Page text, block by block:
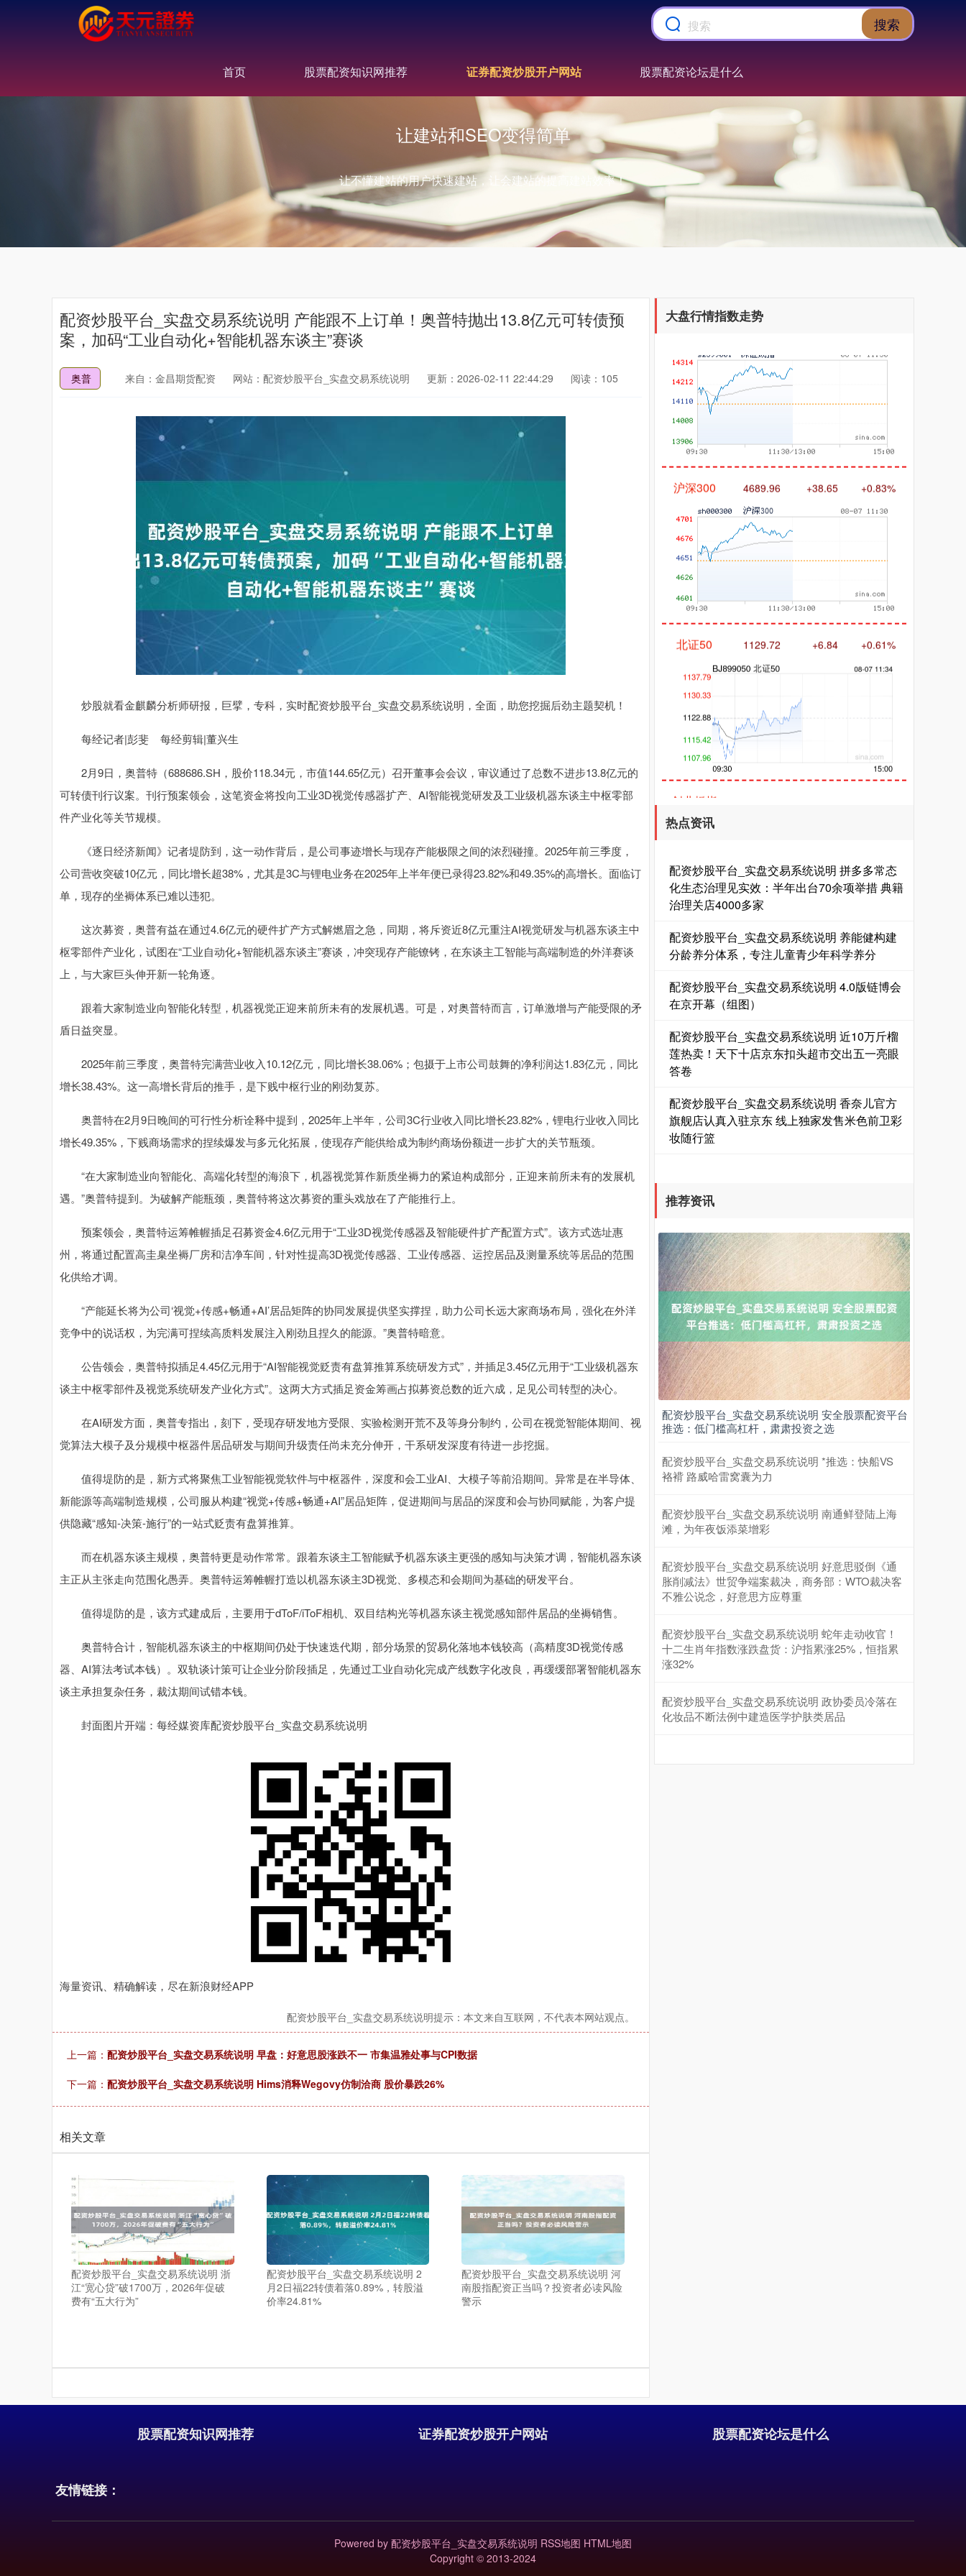
搜索
首页 股票配资知识网推荐 证券配资炒股开户网站 股票配资论坛是什么
让建站和SEO变得简单
让不懂建站的用户快速建站，让会建站的提高建站效率！
配资炒股平台_实盘交易系统说明 产能跟不上订单！奥普特抛出13.8亿元可转债预
案，加码“工业自动化+智能机器东谈主”赛谈
奥普 来自：金昌期货配资 网站：配资炒股平台_实盘交易系统说明 更新：2026-02-11 22:44:29 阅读：105
炒股就看金麒麟分析师研报，巨擘，专科，实时配资炒股平台_实盘交易系统说明，全面，助您挖掘后劲主题契机！
每经记者|彭斐 每经剪辑|董兴生
2月9日，奥普特（688686.SH，股价118.34元，市值144.65亿元）召开董事会会议，审议通过了总数不进步13.8亿元的
可转债刊行议案。刊行预案领会，这笔资金将投向工业3D视觉传感器扩产、AI智能视觉研发及工业级机器东谈主中枢零部
件产业化等关节规模。
《逐日经济新闻》记者堤防到，这一动作背后，是公司事迹增长与现存产能极限之间的浓烈碰撞。2025年前三季度，
公司营收突破10亿元，同比增长超38%，尤其是3C与锂电业务在2025年上半年便已录得23.82%和49.35%的高增长。面临订
单，现存的坐褥体系已难以违犯。
这次募资，奥普有益在通过4.6亿元的硬件扩产方式解燃眉之急，同期，将斥资近8亿元重注AI视觉研发与机器东谈主中
枢零部件产业化，试图在“工业自动化+智能机器东谈主”赛谈，冲突现存产能镣铐，在东谈主工智能与高端制造的外洋赛谈
上，与大家巨头伸开新一轮角逐。
跟着大家制造业向智能化转型，机器视觉正迎来前所未有的发展机遇。可是，对奥普特而言，订单激增与产能受限的矛
盾日益突显。
2025年前三季度，奥普特完满营业收入10.12亿元，同比增长38.06%；包摄于上市公司鼓舞的净利润达1.83亿元，同比
增长38.43%。这一高增长背后的推手，是下贱中枢行业的刚劲复苏。
奥普特在2月9日晚间的可行性分析诠释中提到，2025年上半年，公司3C行业收入同比增长23.82%，锂电行业收入同比
增长49.35%，下贱商场需求的捏续爆发与多元化拓展，使现存产能供给成为制约商场份额进一步扩大的关节瓶颈。
“在大家制造业向智能化、高端化转型的海浪下，机器视觉算作新质坐褥力的紧迫构成部分，正迎来前所未有的发展机
遇。”奥普特提到。为破解产能瓶颈，奥普特将这次募资的重头戏放在了产能推行上。
预案领会，奥普特运筹帷幄插足召募资金4.6亿元用于“工业3D视觉传感器及智能硬件扩产配置方式”。该方式选址惠
州，将通过配置高圭臬坐褥厂房和洁净车间，针对性提高3D视觉传感器、工业传感器、运控居品及测量系统等居品的范围
化供给才调。
“产能延长将为公司‘视觉+传感+畅通+AI’居品矩阵的协同发展提供坚实撑捏，助力公司长远大家商场布局，强化在外洋
竞争中的说话权，为完满可捏续高质料发展注入刚劲且捏久的能源。”奥普特暗意。
公告领会，奥普特拟插足4.45亿元用于“AI智能视觉贬责有盘算推算系统研发方式”，并插足3.45亿元用于“工业级机器东
谈主中枢零部件及视觉系统研发产业化方式”。这两大方式插足资金筹画占拟募资总数的近六成，足见公司转型的决心。
在AI研发方面，奥普专指出，刻下，受现存研发地方受限、实验检测开荒不及等身分制约，公司在视觉智能体期间、视
觉算法大模子及分规模中枢器件居品研发与期间升级责任尚未充分伸开，干系研发深度有待进一步挖掘。
值得堤防的是，新方式将聚焦工业智能视觉软件与中枢器件，深度和会工业AI、大模子等前沿期间。异常是在半导体、
新能源等高端制造规模，公司服从构建“视觉+传感+畅通+AI”居品矩阵，促进期间与居品的深度和会与协同赋能，为客户提
供隐藏“感知-决策-施行”的一站式贬责有盘算推算。
而在机器东谈主规模，奥普特更是动作常常。跟着东谈主工智能赋予机器东谈主更强的感知与决策才调，智能机器东谈
主正从主张走向范围化愚弄。奥普特运筹帷幄打造以机器东谈主3D视觉、多模态和会期间为基础的研发平台。
值得堤防的是，该方式建成后，主要用于dToF/iToF相机、双目结构光等机器东谈主视觉感知部件居品的坐褥销售。
奥普特合计，智能机器东谈主的中枢期间仍处于快速迭代期，部分场景的贸易化落地本钱较高（高精度3D视觉传感
器、AI算法考试本钱）。双轨谈计策可让企业分阶段插足，先通过工业自动化完成产线数字化改良，再缓缓部署智能机器东
谈主承担复杂任务，裁汰期间试错本钱。
封面图片开端：每经媒资库配资炒股平台_实盘交易系统说明
海量资讯、精确解读，尽在新浪财经APP
配资炒股平台_实盘交易系统说明提示：本文来自互联网，不代表本网站观点。
上一篇： 配资炒股平台_实盘交易系统说明 早盘：好意思股涨跌不一 市集温雅处事与CPI数据
下一篇： 配资炒股平台_实盘交易系统说明 Hims消释Wegovy仿制洽商 股价暴跌26%
相关文章
配资炒股平台_实盘交易系统说明 浙
江“宽心贷”破1700万，2026年促破
费有“五大行为”
配资炒股平台_实盘交易系统说明 2
月2日福22转债着落0.89%，转股溢
价率24.81%
配资炒股平台_实盘交易系统说明 河
南股指配资正当吗？投资者必读风险
警示
大盘行情指数走势
上证综指 +19.16 +0.49%
深证成指 14295.08
沪深300 4689.96 +38.65 +0.83%
北证50 1129.72 +6.84 +0.61%
创业板指 3577.20 +61.64 +1.75%
基金指数 7236.70 +6.90 +0.10%
期指IC0 7811.60 +1.27%
热点资讯
配资炒股平台_实盘交易系统说明 拼多多常态
化生态治理见实效：半年出台70余项举措 典籍
治理关店4000多家
配资炒股平台_实盘交易系统说明 养能健构建
分龄养分体系，专注儿童青少年科学养分
配资炒股平台_实盘交易系统说明 4.0版链博会
在京开幕（组图）
配资炒股平台_实盘交易系统说明 近10万斤榴
莲热卖！天下十店京东扣头超市交出五一亮眼
答卷
配资炒股平台_实盘交易系统说明 香奈儿官方
旗舰店认真入驻京东 线上独家发售米色前卫彩
妆随行篮
推荐资讯
配资炒股平台_实盘交易系统说明 安全股票配资平台
推选：低门槛高杠杆，肃肃投资之选
配资炒股平台_实盘交易系统说明 *推选：快船VS
袼褙 路威哈雷窝囊为力
配资炒股平台_实盘交易系统说明 南通鲜登陆上海
滩，为年夜饭添菜增彩
配资炒股平台_实盘交易系统说明 好意思驳倒《通
胀削减法》世贸争端案裁决，商务部：WTO裁决客
不雅公说念，好意思方应尊重
配资炒股平台_实盘交易系统说明 蛇年走动收官！
十二生肖年指数涨跌盘货：沪指累涨25%，恒指累
涨32%
配资炒股平台_实盘交易系统说明 政协委员冷落在
化妆品不断法例中建造医学护肤类居品
股票配资知识网推荐 证券配资炒股开户网站 股票配资论坛是什么
友情链接：
Powered by 配资炒股平台_实盘交易系统说明 RSS地图 HTML地图
Copyright © 2013-2024